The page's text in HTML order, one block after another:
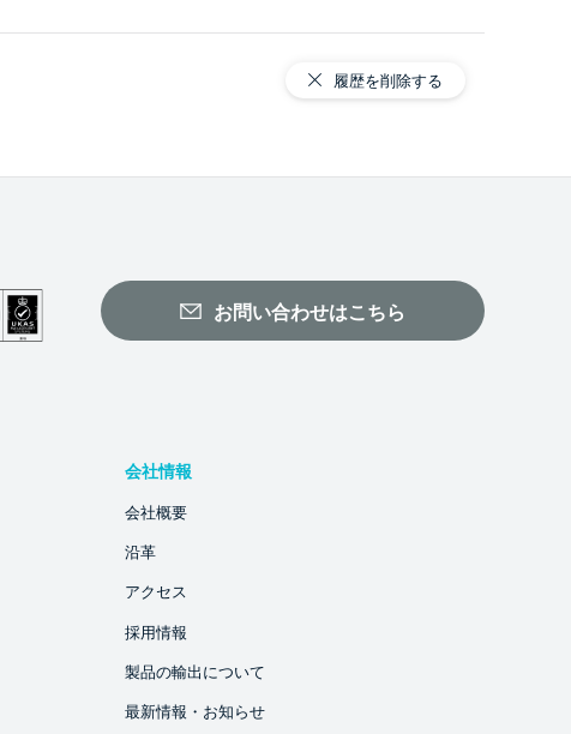
履歴を削除する
お問い合わせはこちら
会社情報
会社概要
沿革
アクセス
採用情報
製品の輸出について
最新情報・お知らせ